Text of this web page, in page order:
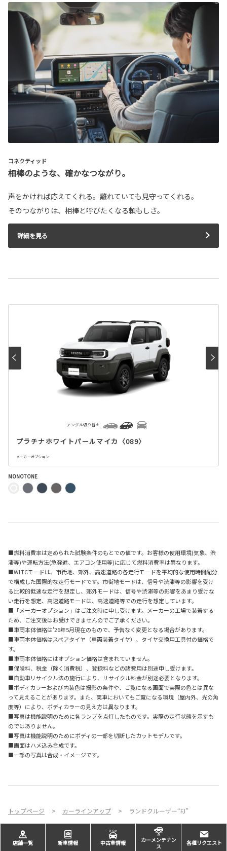
コネクティッド
相棒のような、確かなつながり。
声をかければ応えてくれる。離れていても見守ってくれる。
そのつながりは、相棒と呼びたくなる頼もしさ。
詳細を見る
プラチナホワイトパールマイカ〈089〉
メーカーオプション
アングル切り替え
MONOTONE
■燃料消費率は定められた試験条件のもとでの値です。お客様の使用環境(気象、渋
滞等)や運転方法(急発進、エアコン使用等)に応じて燃料消費率は異なります。
■WLTCモードは、市街地、郊外、高速道路の各走行モードを平均的な使用時間配分
で構成した国際的な走行モードです。市街地モードは、信号や渋滞等の影響を受け
る比較的低速な走行を想定し、郊外モードは、信号や渋滞等の影響をあまり受けな
い走行を想定、高速道路モードは、高速道路等での走行を想定しています。
■「メーカーオプション」はご注文時に申し受けます。メーカーの工場で装着する
ため、ご注文後はお受けできませんのでご了承ください。
■車両本体価格は'26年5月現在のもので、予告なく変更となる場合があります。
■車両本体価格はスペアタイヤ（車両装着タイヤ）、タイヤ交換用工具付の価格で
す。
■車両本体価格にはオプション価格は含まれていません。
■保険料、税金（除く消費税）、登録料などの諸費用は別途申し受けます。
■自動車リサイクル法の施行により、リサイクル料金が別途必要となります。
■ボディカラーおよび内装色は撮影の条件や、ご覧になる画面で実際の色とは異な
って見えることがあります。また、実車においてもご覧になる環境（屋内外、光の角
度等）により、ボディカラーの見え方は異なります。
■写真は機能説明のために各ランプを点灯したものです。実際の走行状態を示すも
のではありません。
■写真は機能説明のためにボディの一部を切断したカットモデルです。
■画面はハメ込み合成です。
■一部の写真は合成・イメージです。
トップページ カーラインアップ ランドクルーザー“FJ”
店舗一覧 新車情報 中古車情報
カーメンテナン
ス
各種リクエスト